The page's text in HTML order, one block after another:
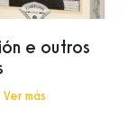
e outros
Ver más